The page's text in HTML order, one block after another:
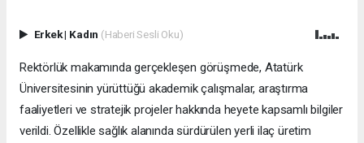
Erkek| Kadın (Haberi Sesli Oku)
Rektörlük makamında gerçekleşen görüşmede, Atatürk
Üniversitesinin yürüttüğü akademik çalışmalar, araştırma
faaliyetleri ve stratejik projeler hakkında heyete kapsamlı bilgiler
verildi. Özellikle sağlık alanında sürdürülen yerli ilaç üretim